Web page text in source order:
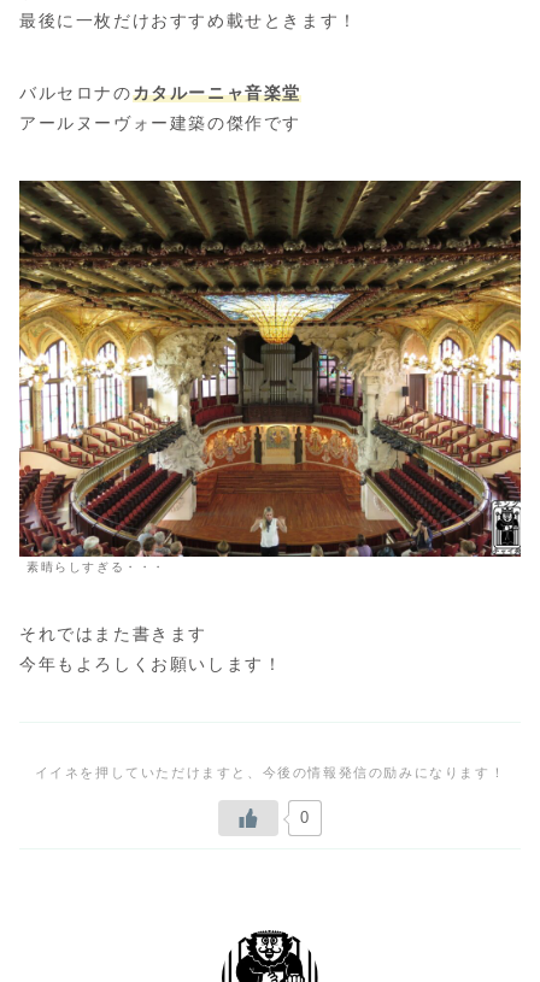
最後に一枚だけおすすめ載せときます！
バルセロナのカタルーニャ音楽堂
アールヌーヴォー建築の傑作です
素晴らしすぎる・・・
それではまた書きます
今年もよろしくお願いします！
0